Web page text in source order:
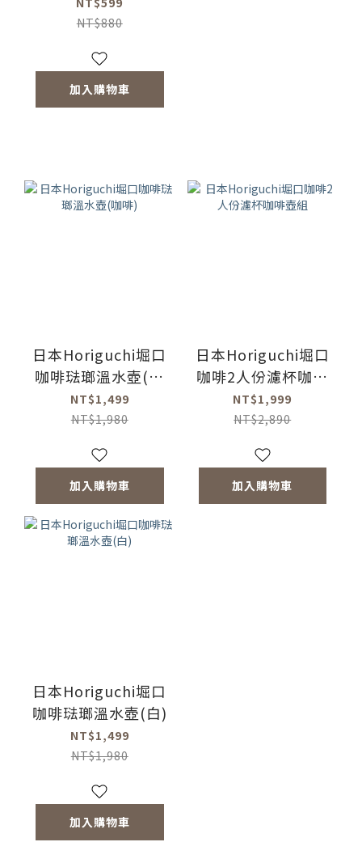
NT$880
加入購物車
日本Horiguchi堀口
咖啡琺瑯溫水壺(咖
啡)
NT$1,499
NT$1,980
加入購物車
日本Horiguchi堀口
咖啡2人份濾杯咖啡
壺組
NT$1,999
NT$2,890
加入購物車
日本Horiguchi堀口
咖啡琺瑯溫水壺(白)
NT$1,499
NT$1,980
加入購物車